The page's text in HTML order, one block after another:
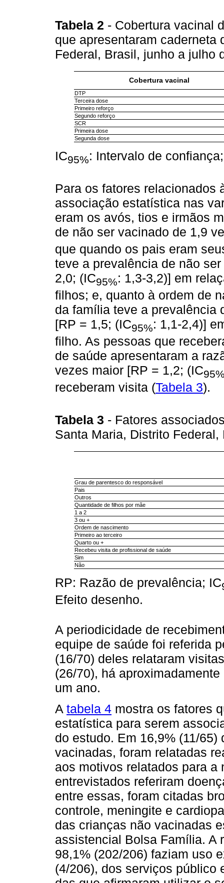
Tabela 2 - Cobertura vacinal
que apresentaram caderneta
Federal, Brasil, junho a julho
Cobertura vacinal
DTP
Terceira dose
Primeiro reforço
Segundo reforço
SCR
Primeira dose
Segunda dose
IC95%: Intervalo de
Para os fatores relacionados
associação estatística nas
eram os avós, tios e irmãos
de não ser vacinado de 1,9
que quando os pais eram
teve a prevalência de não
2,0; (IC95%: 1,3-3,2)] em
filhos; e, quanto à ordem de
da família teve a prevalência
[RP = 1,5; (IC95%: 1,1-2,4)]
filho. As pessoas que
de saúde apresentaram a
vezes maior [RP = 1,2; (IC
receberam visita (Tabela 3).
Tabela 3 - Fatores
Santa Maria, Distrito
Grau de parentesco do responsável
Pais
Outros
Quantidade de filhos por mãe
1 a 2
3 ou +
Ordem de nascimento
Primeiro ao terceiro
Quarto ou +
Recebeu visita de profissional de saúde
Sim
Não
RP: Razão de prevalência; IC
Efeito desenho.
A periodicidade de
equipe de saúde foi referida
(16/70) deles relataram
(26/70), há
um ano.
A tabela 4 mostra os fatores
estatística para serem
do estudo. Em 16,9% (11/
vacinadas, foram relatadas
aos motivos relatados para a
entrevistados referiram
entre essas, foram citadas
controle, meningite e
das crianças não vacinadas
assistencial Bolsa Família. A
98,1% (202/206) faziam uso
(4/206), dos serviços público